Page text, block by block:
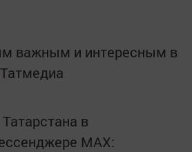
важным и интересным в
Татмедиа
в
MАХ: